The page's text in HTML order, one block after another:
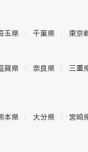
玉県 千葉県 東京
賀県 奈良県 三重
本県 大分県 宮崎